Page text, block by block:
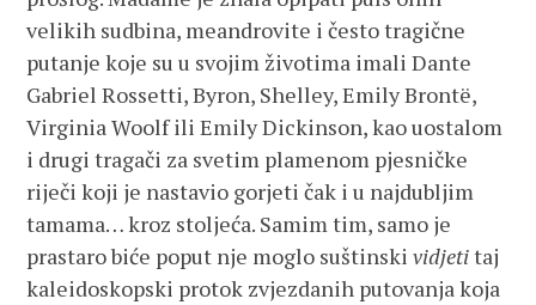
velikih sudbina, meandrovite i često tragične
putanje koje su u svojim životima imali Dante
Gabriel Rossetti, Byron, Shelley, Emily Brontë,
Virginia Woolf ili Emily Dickinson, kao uostalom
i drugi tragači za svetim plamenom pjesničke
riječi koji je nastavio gorjeti čak i u najdubljim
tamama… kroz stoljeća. Samim tim, samo je
prastaro biće poput nje moglo suštinskividjetitaj
kaleidoskopski protok zvjezdanih putovanja koja